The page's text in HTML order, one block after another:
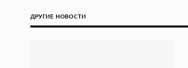
ДРУГИЕ НОВОСТИ